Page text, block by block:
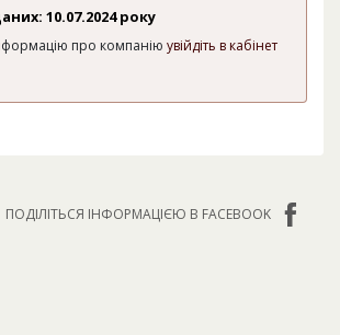
10.07.2024 року
про компанію увійдіть в кабінет
ПОДІЛІТЬСЯ ІНФОРМАЦІЄЮ В FACEBOOK